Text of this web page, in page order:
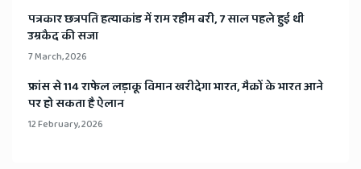
​पत्रकार छत्रपति हत्याकांड में राम रहीम बरी, 7 साल पहले हुई थी
उम्रकैद की सजा
7 March, 2026
​फ्रांस से 114 राफेल लड़ाकू विमान खरीदेगा भारत, मैक्रों के भारत आने
पर हो सकता है ऐलान
12 February, 2026